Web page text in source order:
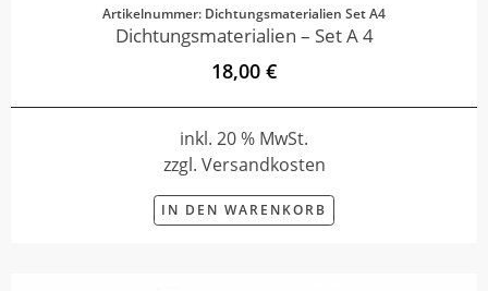
Artikelnummer: Dichtungsmaterialien Set A4
Dichtungsmaterialien – Set A 4
18,00 €
inkl. 20 % MwSt.
zzgl. Versandkosten
IN DEN WARENKORB